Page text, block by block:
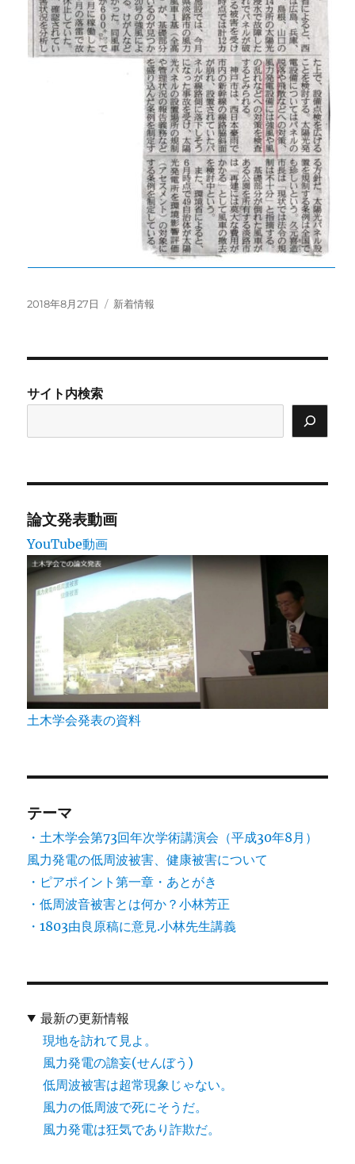
投
2018年8月27日
カ
新着情報
サイト内検索
論文発表動画
YouTube動画
土木学会発表の資料
テーマ
・土木学会第73回年次学術講演会（平成30年8月）
風力発電の低周波被害、健康被害について
・ピアポイント第一章・あとがき
・低周波音被害とは何か？小林芳正
・1803由良原稿に意見.小林先生講義
最新の更新情報
現地を訪れて見よ。
風力発電の譫妄(せんぼう)
低周波被害は超常現象じゃない。
風力の低周波で死にそうだ。
風力発電は狂気であり詐欺だ。